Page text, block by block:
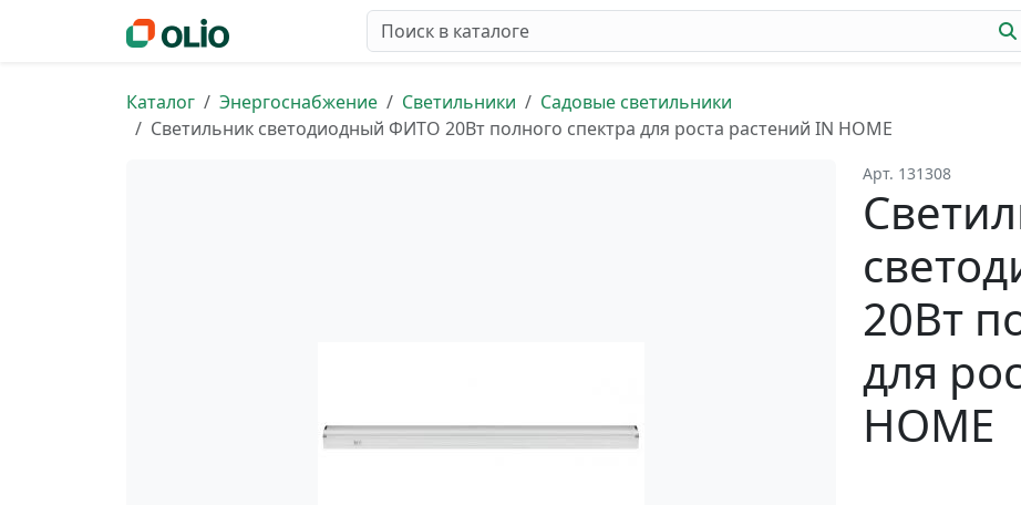
Каталог Энергоснабжение Светильники
Садовые светильники
Светильник светодиодный ФИТО 20Вт полного спектра для роста растений IN HOME
Арт. 131308
20Вт
для
HOME